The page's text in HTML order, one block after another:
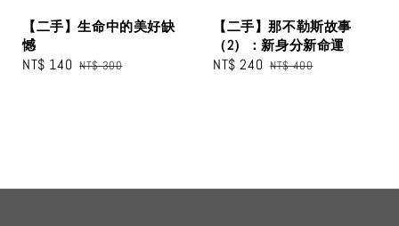
【二手】生命中的美好缺
憾
Sale
NT$ 140 Regular
NT$ 300
【二手】那不勒斯故事
（2）：新身分新命運
Sale
NT$ 240 Regular
NT$ 400